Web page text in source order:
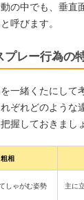
の中でも、垂直
呼びます。
プレー行為の
一緒くたにして
ぞれどのような
握しておきまし
粗相
しゃがむ姿勢
主に